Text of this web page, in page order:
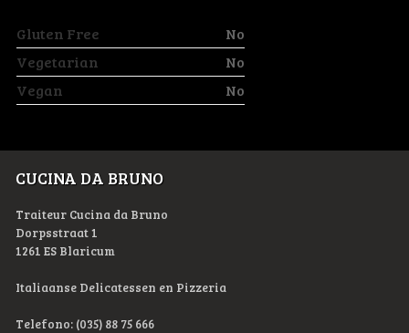
Gluten Free
No
Vegetarian
No
Vegan
No
CUCINA DA BRUNO
Traiteur Cucina da Bruno
Dorpsstraat 1
1261 ES Blaricum
Italiaanse Delicatessen en Pizzeria
Telefono: (035) 88 75 666